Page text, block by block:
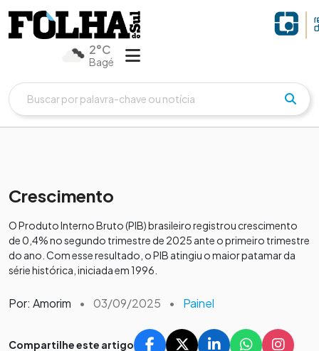
2°C
Bagé
Crescimento
O Produto Interno Bruto (PIB) brasileiro registrou crescimento
de 0,4% no segundo trimestre de 2025 ante o primeiro trimestre
do ano. Com esse resultado, o PIB atingiu o maior patamar da
série histórica, iniciada em 1996.
Por: Amorim • 03/09/2025 • Painel
Compartilhe este artigo